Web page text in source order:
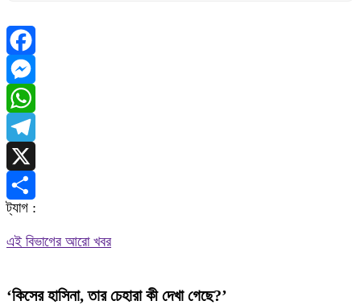
Facebook
Messenger
WhatsApp
Telegram
X
Share
ট্যাগ :
এই বিভাগের আরো খবর
‘কিসের হাসিনা, তার চেহারা কী দেখা গেছে?’